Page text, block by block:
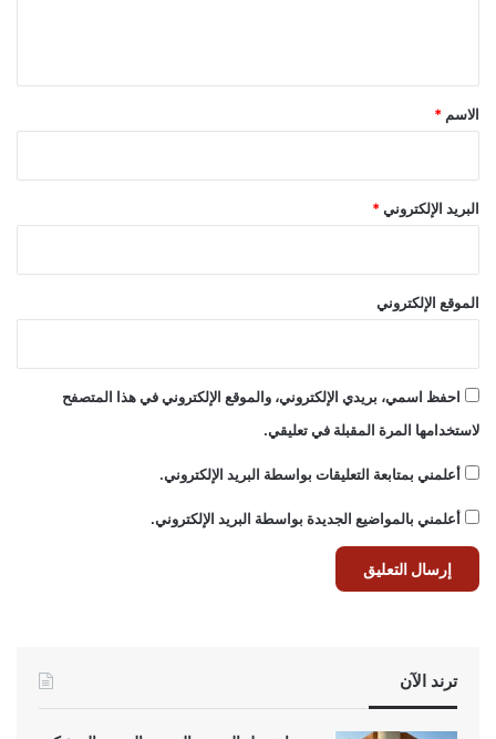
*
الاسم *
البريد الإلكتروني*
الموقع الإلكتروني
احفظ اسمي، بريدي الإلكتروني، والموقع الإلكتروني في هذا المتصفح
لاستخدامها المرة المقبلة في تعليقي.
أعلمني بمتابعة التعليقات بواسطة البريد الإلكتروني.
أعلمني بالمواضيع الجديدة بواسطة البريد الإلكتروني.
ترند الآن